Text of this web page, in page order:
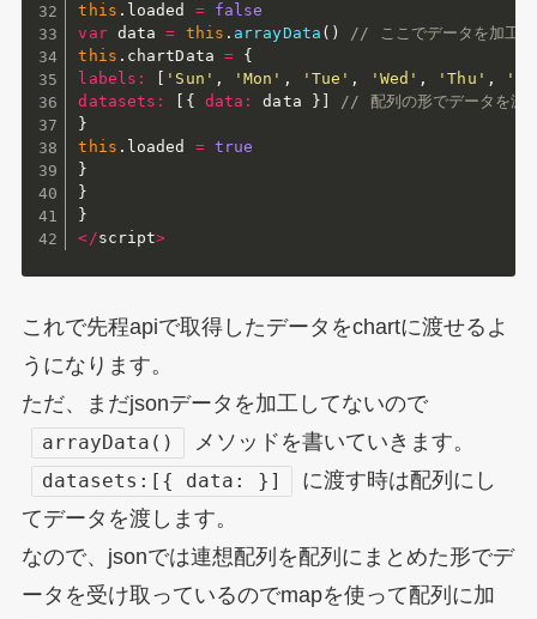
this . loaded =
false
var data = this . arrayData ( )
// ここでデータを加工す
this . chartData = {
labels : 'Sun' , 'Mon' , 'Tue' , 'Wed' , 'Thu' ,
datasets : { data : data }
// 配列の形でデータを渡
}
this . loaded = true
}
}
}
</script>
これで先程apiで取得したデータをchartに渡せるよ
うになります。
ただ、まだjsonデータを加工してないので
arrayData() メソッドを書いていきます。
datasets:[{ data: }]
に渡す時は配列にし
てデータを渡します。
なので、jsonでは連想配列を配列にまとめた形でデ
ータを受け取っているのでmapを使って配列に加